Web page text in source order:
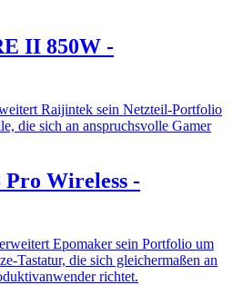
II 850W -
Raijintek sein Netzteil-Portfolio
die sich an anspruchsvolle Gamer
Wireless -
Epomaker sein Portfolio um
Tastatur, die sich gleichermaßen an
richtet.